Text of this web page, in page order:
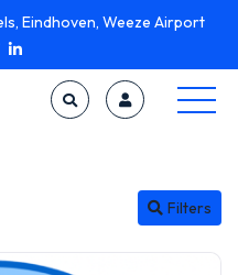
Eindhoven, Weeze Airport
Filters